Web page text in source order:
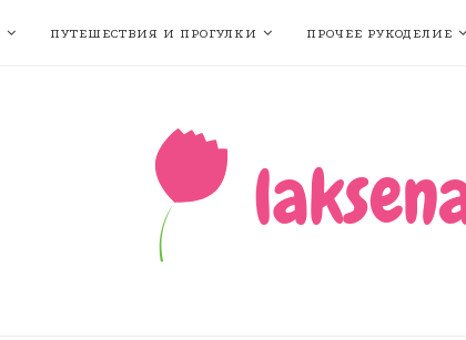
ПУТЕШЕСТВИЯ И ПРОГУЛКИ ПРОЧЕЕ РУКОДЕЛИЕ